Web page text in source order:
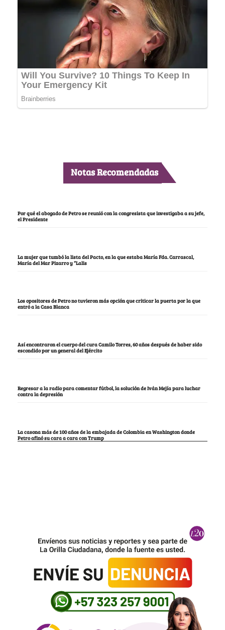
Notas Recomendadas
Por qué el abogado de Petro se reunió con la congresista que investigaba a su jefe,
el Presidente
La mujer que tumbó la lista del Pacto, en la que estaba María Fda. Carrascal,
María del Mar Pizarro y “Lalis
Los opositores de Petro no tuvieron más opción que criticar la puerta por la que
entró a la Casa Blanca
Así encontraron el cuerpo del cura Camilo Torres, 60 años después de haber sido
escondido por un general del Ejército
Regresar a la radio para comentar fútbol, la solución de Iván Mejía para luchar
contra la depresión
La casona más de 100 años de la embajada de Colombia en Washington donde
Petro afinó su cara a cara con Trump